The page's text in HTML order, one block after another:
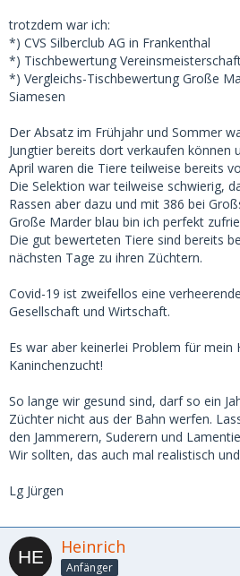
trotzdem war ich:
*) CVS Silberclub AG in Frankenthal
*) Tischbewertung
*) Vergleichs-Tischbewertung Große
Siamesen
Der Absatz im Frühjahr und Sommer
Jungtier bereits dort verkaufen können
April waren die Tiere teilweise bereits
Die Selektion war teilweise schwierig,
Rassen aber dazu und mit 386 bei
Große Marder blau bin ich perfekt
Die gut bewerteten Tiere sind bereits
nächsten Tage zu ihren Züchtern.
Covid-19 ist zweifellos eine
Gesellschaft und Wirtschaft.
Es war aber keinerlei Problem für mein
Kaninchenzucht!
So lange wir gesund sind, darf so ein
Züchter nicht aus der Bahn werfen.
den Jammerern, Suderern und
Wir sollten, das auch mal realistisch
Lg Jürgen
Heinrich
Anfänger